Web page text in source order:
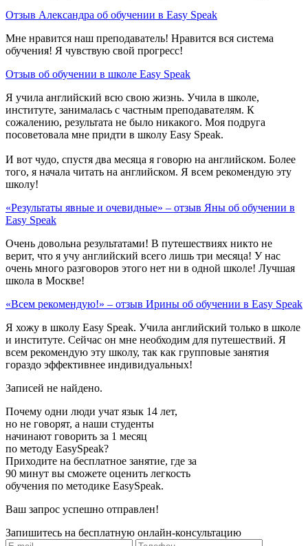
Отзыв Александра об обучении в Easy Speak
Мне нравится наш преподаватель! Нравится вся система
обучения! Я чувствую свой прогресс!
Отзыв об обучении в школе Easy Speak
Я учила английский всю свою жизнь. Учила в школе,
институте, занималась с частным преподавателям. К
сожалению, результата не было никакого. Моя подруга
посоветовала мне придти в школу Easy Speak.
И вот чудо, спустя два месяца я говорю на английском. Более
того, я начала читать на английском. Я всем рекомендую эту
школу!
«Результаты явные и очевидные» – отзыв Яны об обучении в
Easy Speak
Очень довольна результатами! В путешествиях никто не
верит, что я учу английский всего лишь три месяца! У нас
очень много разговоров этого нет ни в одной школе! Лучшая
школа в Москве!
«Всем рекомендую!» – отзыв Ирины об обучении в Easy Speak
Я хожу в школу Easy Speak. Учила английский только в школе
и институте. Сейчас он мне необходим для путешествий. Я
всем рекомендую эту школу, так как групповые занятия
гораздо эффективнее индивидуальных!
Записей не найдено.
Почему одни люди учат язык 14 лет,
но не говорят, а наши студенты
начинают говорить за 1 месяц
по методу EasySpeak?
Приходите на бесплатное занятие, где за
90 минут вы сможете оценить легкость
обучения по методике EasySpeak.
Ваш запрос успешно отправлен!
Запишитесь на бесплатную онлайн-консультацию